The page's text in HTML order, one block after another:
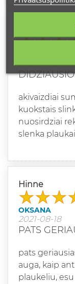
2021-08-23
akivaizdiai
kuokstais
nuosirdziai
slenka
Hinne
OKSANA
2021-08-18
PATS
pats
auga, kaip
plaukeliu,